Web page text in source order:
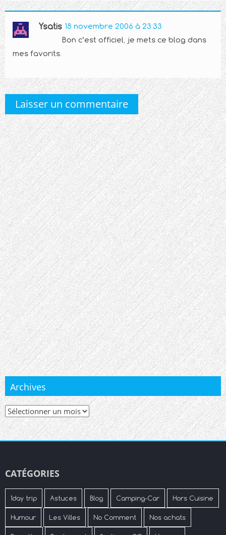
Ysatis 18 novembre 2006 à 23:33
Bon c’est officiel, je mets ce blog dans
mes favorits.
Laisser un commentaire
Archives
Archives
CATÉGORIES
1day trip Astuces Blog Camping-Car Hors Cuisine
Humour Les Villes No Comment Nos achats